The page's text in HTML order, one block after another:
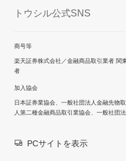
トウシル公式SNS
商号等
楽天証券株式会社／金融商品取引業者 関
者
加入協会
日本証券業協会、一般社団法人金融先物
人第二種金融商品取引業協会、一般社団
PCサイトを表示